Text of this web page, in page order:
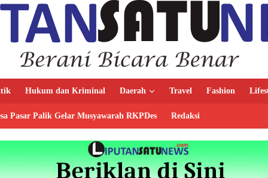
Hukum dan Kriminal Daerah Travel Fashion
Pasar Palik Gelar Musyawarah RKPDes Redaksi